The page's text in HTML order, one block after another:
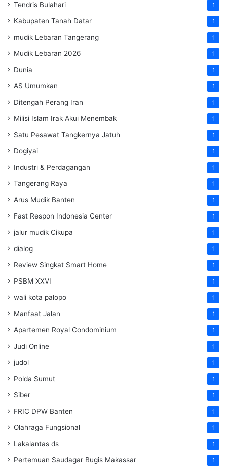
Tendris Bulahari 1
Kabupaten Tanah Datar 1
mudik Lebaran Tangerang 1
Mudik Lebaran 2026 1
Dunia 1
AS Umumkan 1
Ditengah Perang Iran 1
Milisi Islam Irak Akui Menembak 1
Satu Pesawat Tangkernya Jatuh 1
Dogiyai 1
Industri & Perdagangan 1
Tangerang Raya 1
Arus Mudik Banten 1
Fast Respon Indonesia Center 1
jalur mudik Cikupa 1
dialog 1
Review Singkat Smart Home 1
PSBM XXVI 1
wali kota palopo 1
Manfaat Jalan 1
Apartemen Royal Condominium 1
Judi Online 1
judol 1
Polda Sumut 1
Siber 1
FRIC DPW Banten 1
Olahraga Fungsional 1
Lakalantas ds 1
Pertemuan Saudagar Bugis Makassar 1